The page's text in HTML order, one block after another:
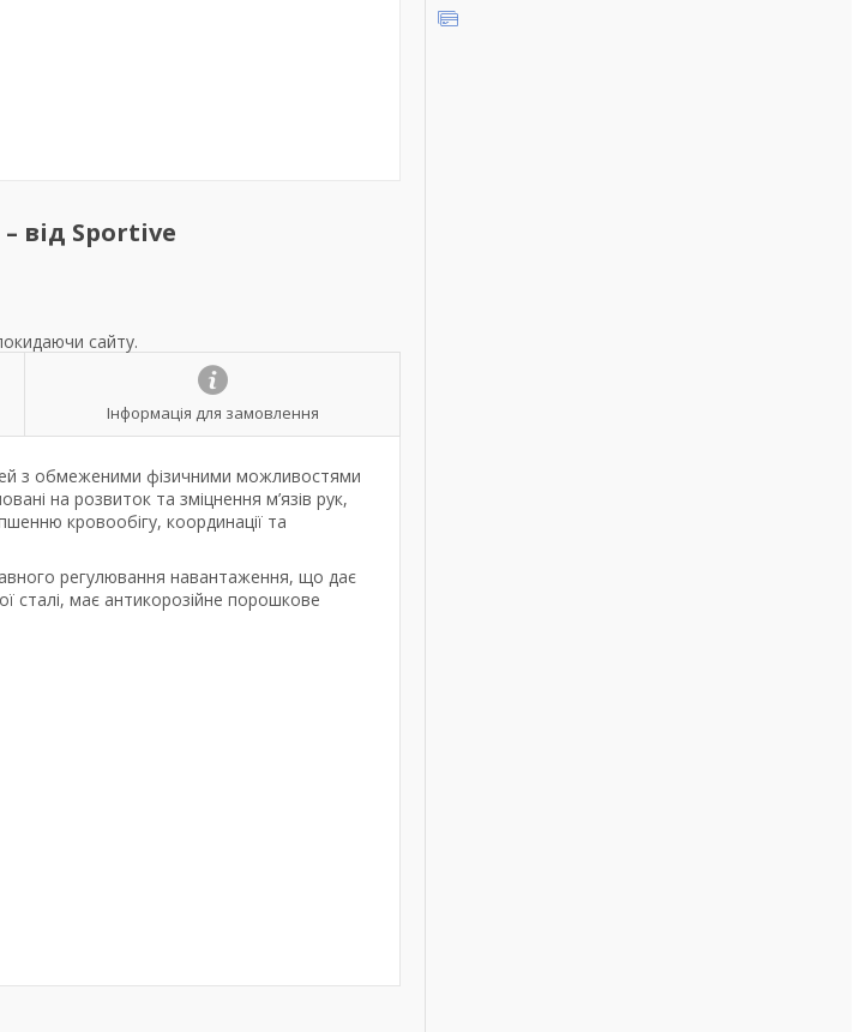
від Sportive
сайту.
Інформація для замовлення
з обмеженими фізичними можливостями
на розвиток та зміцнення м’язів рук,
кровообігу, координації та
регулювання навантаження, що дає
сталі, має антикорозійне порошкове